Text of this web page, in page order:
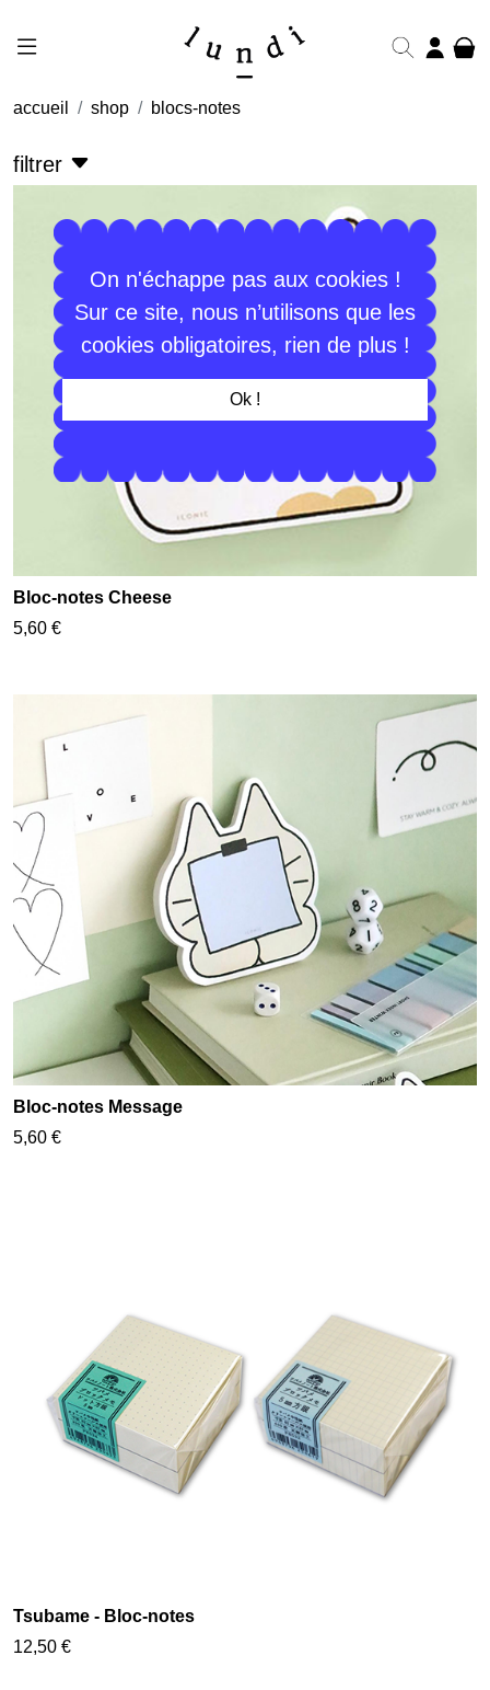
On n'échappe pas aux cookies !
Sur ce site, nous n’utilisons que les
cookies obligatoires, rien de plus !
Ok !
accueil shop blocs-notes
filtrer
Bloc-notes Cheese
5,60 €
Bloc-notes Message
5,60 €
Tsubame - Bloc-notes
12,50 €